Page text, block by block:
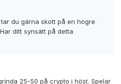
du gärna skott på en högre
ditt synsätt på detta
25-50 på crypto i höst. Spelar